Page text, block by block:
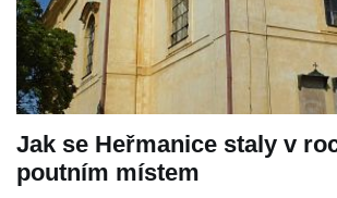
Jak se Heřmanice staly v
poutním místem